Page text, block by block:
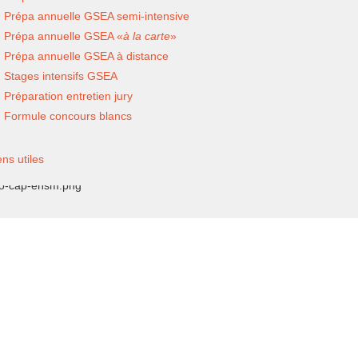
Prépa annuelle GSEA semi-intensive
Prépa annuelle GSEA «à la carte»
Prépa annuelle GSEA à distance
Stages intensifs GSEA
Préparation entretien jury
Formule concours blancs
utiles